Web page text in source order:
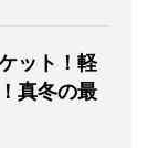
ット！軽
真冬の最